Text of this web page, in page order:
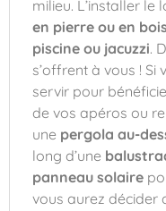
milieu. L’installer le
en pierre ou en bois
piscine ou jacuzzi.
s’offrent à vous ! Si
servir pour
de vos apéros ou
une pergola au-
long d’une
panneau solaire
vous aurez décider